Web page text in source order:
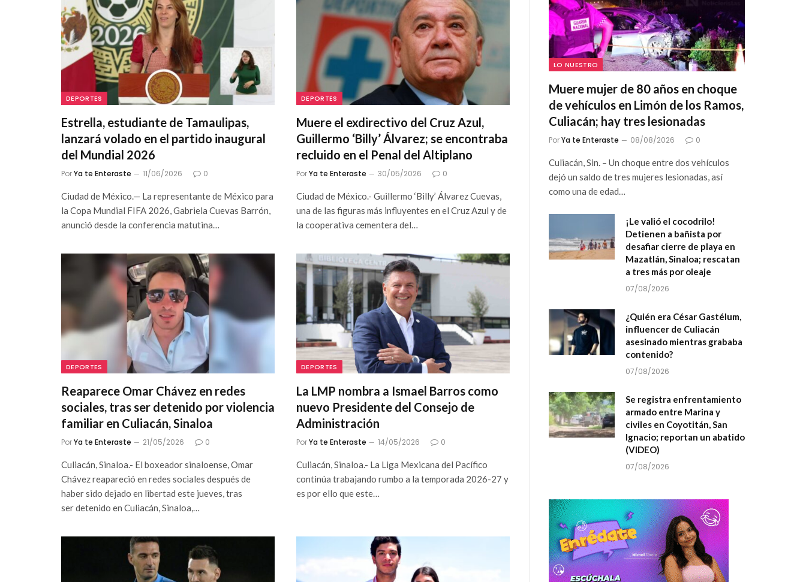
DEPORTES
Estrella, estudiante de Tamaulipas,
lanzará volado en el partido inaugural
del Mundial 2026
PorYa te Enteraste 11/06/2026 0
Ciudad de México.— La representante de México para
la Copa Mundial FIFA 2026, Gabriela Cuevas Barrón,
anunció desde la conferencia matutina…
DEPORTES
Muere el exdirectivo del Cruz Azul,
Guillermo ‘Billy’ Álvarez; se encontraba
recluido en el Penal del Altiplano
PorYa te Enteraste 30/05/2026 0
Ciudad de México.- Guillermo ‘Billy’ Álvarez Cuevas,
una de las figuras más influyentes en el Cruz Azul y de
la cooperativa cementera del…
DEPORTES
Reaparece Omar Chávez en redes
sociales, tras ser detenido por violencia
familiar en Culiacán, Sinaloa
PorYa te Enteraste 21/05/2026 0
Culiacán, Sinaloa.- El boxeador sinaloense, Omar
Chávez reapareció en redes sociales después de
haber sido dejado en libertad este jueves, tras
ser detenido en Culiacán, Sinaloa,…
DEPORTES
La LMP nombra a Ismael Barros como
nuevo Presidente del Consejo de
Administración
PorYa te Enteraste 14/05/2026 0
Culiacán, Sinaloa.- La Liga Mexicana del Pacífico
continúa trabajando rumbo a la temporada 2026-27 y
es por ello que este…
LO NUESTRO
Muere mujer de 80 años en choque
de vehículos en Limón de los Ramos,
Culiacán; hay tres lesionadas
PorYa te Enteraste 08/08/2026 0
Culiacán, Sin. – Un choque entre dos vehículos
dejó un saldo de tres mujeres lesionadas, así
como una de edad…
¡Le valió el cocodrilo!
Detienen a bañista por
desafiar cierre de playa en
Mazatlán, Sinaloa; rescatan
a tres más por oleaje
07/08/2026
¿Quién era César Gastélum,
influencer de Culiacán
asesinado mientras grababa
contenido?
07/08/2026
Se registra enfrentamiento
armado entre Marina y
civiles en Coyotitán, San
Ignacio; reportan un abatido
(VIDEO)
07/08/2026